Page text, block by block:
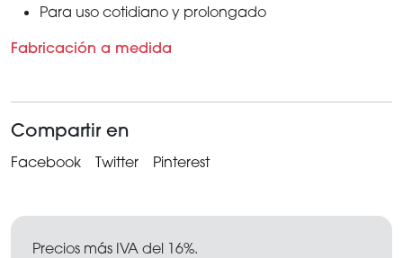
Para uso cotidiano y prolongado
Fabricación a medida
Compartir en
Facebook Twitter Pinterest
Precios más IVA del 16%.